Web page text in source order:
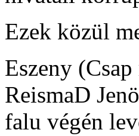
Ezek közül
Eszeny
ReismaD
falu végén